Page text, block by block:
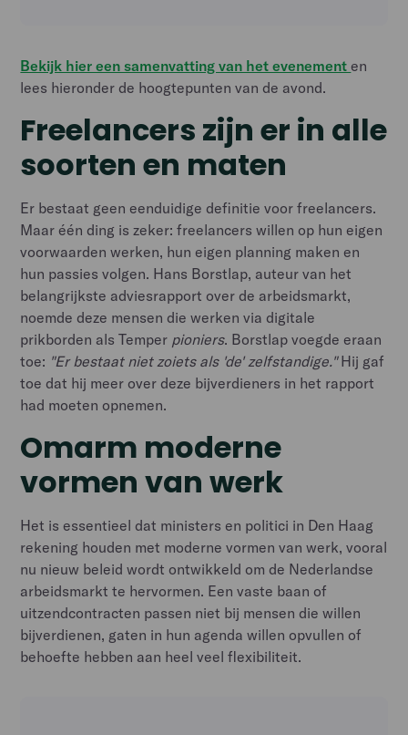
Bekijk hier een samenvatting van het evenementen
lees hieronder de hoogtepunten van de avond.
Freelancers zijn er in alle
soorten en maten
Er bestaat geen eenduidige definitie voor freelancers.
Maar één ding is zeker: freelancers willen op hun eigen
voorwaarden werken, hun eigen planning maken en
hun passies volgen. Hans Borstlap, auteur van het
belangrijkste adviesrapport over de arbeidsmarkt,
noemde deze mensen die werken via digitale
prikborden als Temper pioniers. Borstlap voegde eraan
toe: "Er bestaat niet zoiets als 'de' zelfstandige."Hij gaf
toe dat hij meer over deze bijverdieners in het rapport
had moeten opnemen.
Omarm moderne
vormen van werk
Het is essentieel dat ministers en politici in Den Haag
rekening houden met moderne vormen van werk, vooral
nu nieuw beleid wordt ontwikkeld om de Nederlandse
arbeidsmarkt te hervormen. Een vaste baan of
uitzendcontracten passen niet bij mensen die willen
bijverdienen, gaten in hun agenda willen opvullen of
behoefte hebben aan heel veel flexibiliteit.